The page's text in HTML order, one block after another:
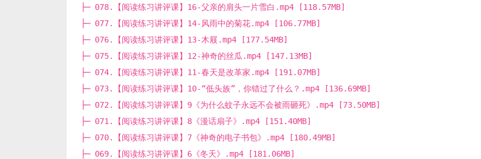
├─ 078.【阅读练习讲评课】16-父亲的肩头一片雪白.mp4 [118.57MB]
├─ 077.【阅读练习讲评课】14-风雨中的菊花.mp4 [106.77MB]
├─ 076.【阅读练习讲评课】13-木屐.mp4 [177.54MB]
├─ 075.【阅读练习讲评课】12-神奇的丝瓜.mp4 [147.13MB]
├─ 074.【阅读练习讲评课】11-春天是改革家.mp4 [191.07MB]
├─ 073.【阅读练习讲评课】10-“低头族”，你错过了什么？.mp4 [136.69MB]
├─ 072.【阅读练习讲评课】9《为什么蚊子永远不会被雨砸死》.mp4 [73.50MB]
├─ 071.【阅读练习讲评课】8《漫话扇子》.mp4 [151.40MB]
├─ 070.【阅读练习讲评课】7《神奇的电子书包》.mp4 [180.49MB]
├─ 069.【阅读练习讲评课】6《冬天》.mp4 [181.06MB]